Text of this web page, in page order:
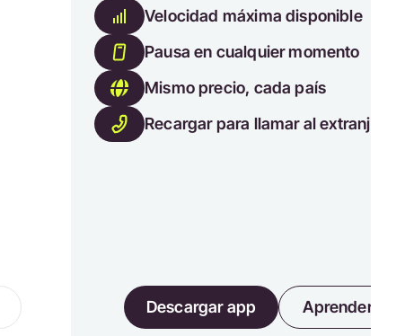
Velocidad máxima disponible
Pausa en cualquier momento
Mismo precio, cada país
Recargar para llamar al extranjero
Descargar app Aprender más